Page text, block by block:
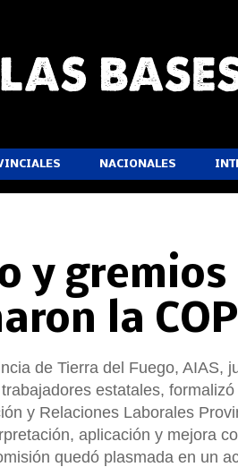
NACIONALES
y
la
de Tierra del Fuego, AIAS,
estatales,
y Relaciones Laborales
aplicación y mejora
quedó plasmada en un